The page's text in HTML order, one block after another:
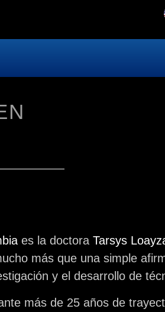
es la doctora Tarsys
más que una simple
y el desarrollo de
más de 25 años de